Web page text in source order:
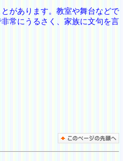
があります。教室や舞台などで
常にうるさく、家族に文句を言